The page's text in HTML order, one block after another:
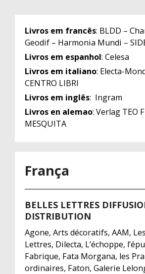
Livros em francês: BLDD –
Geodif – Harmonia Mundi –
Livros em espanhol: Celesa
Livros em italiano: Electa-
CENTRO LIBRI
Livros em inglês: Ingram
Livros en alemao: Verlag TEO
MESQUITA
França
BELLES LETTRES
DISTRIBUTION
Agone, Arts décoratifs, AAM,
Lettres, Dilecta, L’échoppe,
Fabrique, Fata Morgana, les
ordinaires, Faton, Galerie